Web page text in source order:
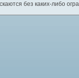
без каких-либо